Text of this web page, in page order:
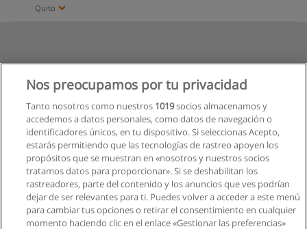
Quito
Nos preocupamos por tu privacidad
Tanto nosotros como nuestros 1019socios almacenamos y
accedemos a datos personales, como datos de navegación o
identificadores únicos, en tu dispositivo. Si seleccionas Acepto,
estarás permitiendo que las tecnologías de rastreo apoyen los
propósitos que se muestran en «nosotros y nuestros socios
tratamos datos para proporcionar». Si se deshabilitan los
rastreadores, parte del contenido y los anuncios que ves podrían
dejar de ser relevantes para ti. Puedes volver a acceder a este menú
para cambiar tus opciones o retirar el consentimiento en cualquier
momento haciendo clic en el enlace «Gestionar las preferencias»